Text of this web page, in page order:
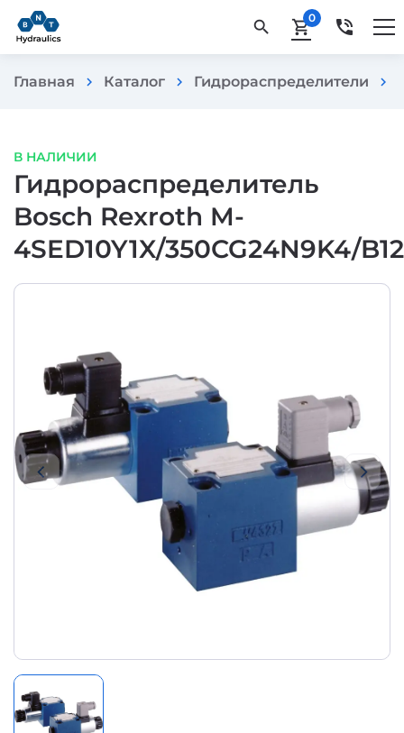
search shopping_cart0 phone_in_talk
Главная chevron_right Каталог chevron_right Гидрораспределители chevron_right
В НАЛИЧИИ
Гидрораспределитель
Bosch Rexroth M-
4SED10Y1X/350CG24N9K4/B12